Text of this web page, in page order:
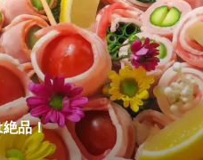
物 貴族焼」は鳥貴族のこだわ
ニューです。 おいしくて大きな
ると信じています。
南口 徒歩1分
会館ビル1F
絶品！